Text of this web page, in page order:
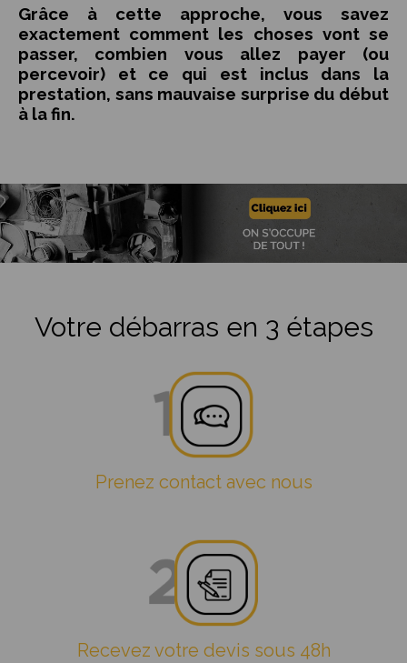
Grâce à cette approche, vous savez
exactement comment les choses vont se
passer, combien vous allez payer (ou
percevoir) et ce qui est inclus dans la
prestation, sans mauvaise surprise du début
à la fin.
Votre débarras en 3 étapes
Prenez contact avec nous
Recevez votre devis sous 48h